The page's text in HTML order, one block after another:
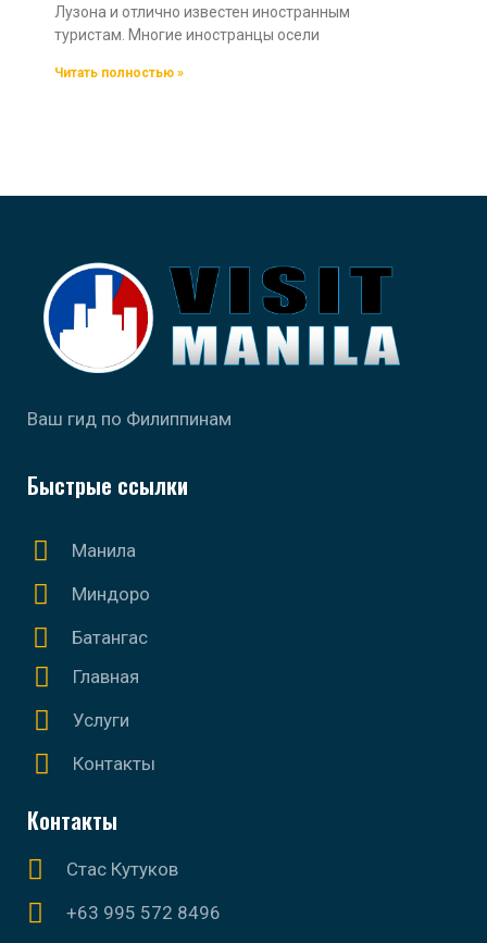
Лузона и отлично известен иностранным
туристам. Многие иностранцы осели
Читать полностью »
Ваш гид по Филиппинам
Быстрые ссылки
Манила
Миндоро
Батангас
Главная
Услуги
Контакты
Контакты
Стас Кутуков
+63 995 572 8496